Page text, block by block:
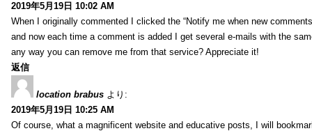
2019年5月19日 10:02 AM
When I originally commented I clicked the “Notify me when new
and now each time a comment is added I get several e-mails with the
any way you can remove me from that service? Appreciate it!
返信
location brabus より:
2019年5月19日 10:25 AM
Of course, what a magnificent website and educative posts, I will